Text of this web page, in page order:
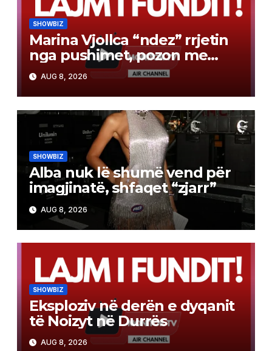
SHOWBIZ
Marina Vjollca “ndez” rrjetin
nga pushimet, pozon me
bikini pranë detit
AUG 8, 2026
SHOWBIZ
Alba nuk lë shumë vend për
imagjinatë, shfaqet “zjarr”
AUG 8, 2026
SHOWBIZ
Eksploziv në derën e dyqanit
të Noizyt në Durrës
AUG 8, 2026